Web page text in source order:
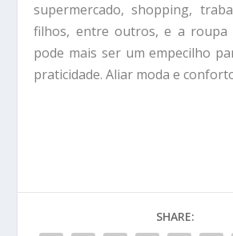
supermercado, shopping,
filhos, entre outros, e a roupa
pode mais ser um empecilho
praticidade. Aliar moda e
SHARE: